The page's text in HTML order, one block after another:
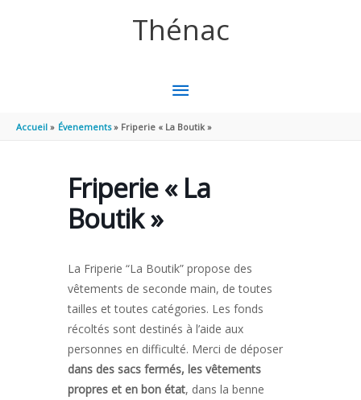
Thénac
MENU
PRINCIPAL
Accueil Évenements Friperie « La Boutik »
Friperie « La
Boutik »
La Friperie “La Boutik” propose des
vêtements de seconde main, de toutes
tailles et toutes catégories. Les fonds
récoltés sont destinés à l’aide aux
personnes en difficulté. Merci de déposer
dans des sacs fermés, les vêtements
propres et en bon état, dans la benne